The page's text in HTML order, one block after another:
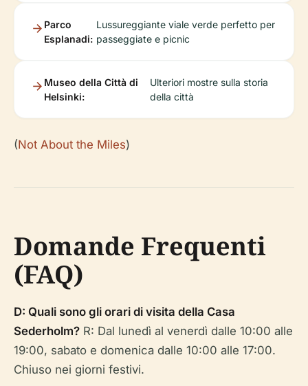
Parco
Esplanadi:
Lussureggiante viale verde perfetto per
passeggiate e picnic
Museo della Città di
Helsinki:
Ulteriori mostre sulla storia
della città
(Not About the Miles)
Domande Frequenti
(FAQ)
D: Quali sono gli orari di visita della Casa
Sederholm? R: Dal lunedì al venerdì dalle 10:00 alle
19:00, sabato e domenica dalle 10:00 alle 17:00.
Chiuso nei giorni festivi.